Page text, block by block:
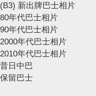
(B3) 新出牌巴士相片
80年代巴士相片
90年代巴士相片
2000年代巴士相片
2010年代巴士相片
昔日中巴
保留巴士